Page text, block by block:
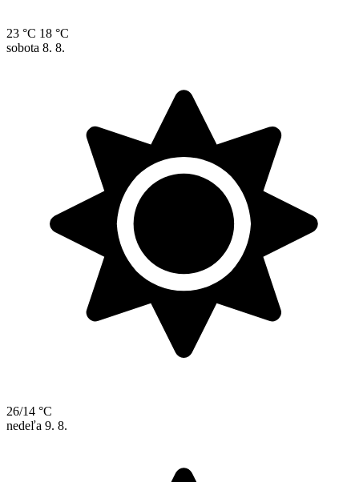
23 °C 18 °C
sobota 8. 8.
26/14 °C
nedeľa 9. 8.